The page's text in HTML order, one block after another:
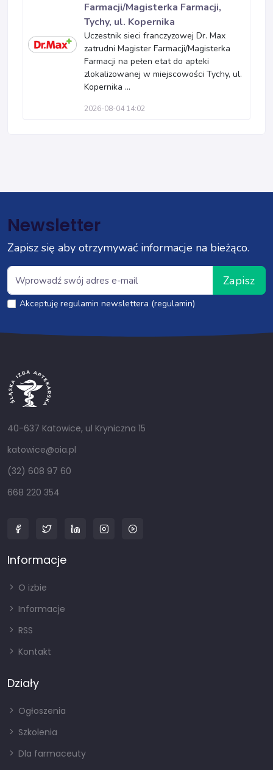
Farmacji/Magisterka Farmacji,
Tychy, ul. Kopernika
Uczestnik sieci franczyzowej Dr. Max
zatrudni Magister Farmacji/Magisterka
Farmacji na pełen etat do apteki
zlokalizowanej w miejscowości Tychy, ul.
Kopernika ...
2026-08-04 14:02
Newsletter
Zapisz się aby otrzymywać informacje na bieżąco.
Zapisz
Akceptuję regulamin newslettera (regulamin)
40-637 Katowice, ul Kryniczna 15
katowice@oia.pl
(32) 608 97 60
668 220 354
Informacje
O izbie
Informacje
RSS
Kontakt
Działy
Ogłoszenia
Szkolenia
Dla farmaceuty